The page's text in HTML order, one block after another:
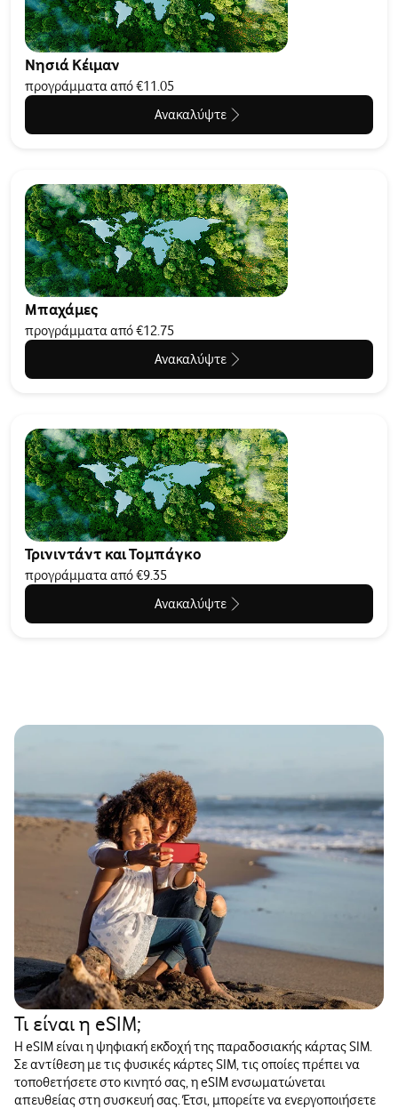
Νησιά Κέιμαν
προγράμματα από €11.05
Ανακαλύψτε
Μπαχάμες
προγράμματα από €12.75
Ανακαλύψτε
Τρινιντάντ και Τομπάγκο
προγράμματα από €9.35
Ανακαλύψτε
Τι είναι η eSIM;
Η eSIM είναι η ψηφιακή εκδοχή της παραδοσιακής κάρτας SIM.
Σε αντίθεση με τις φυσικές κάρτες SIM, τις οποίες πρέπει να
τοποθετήσετε στο κινητό σας, η eSIM ενσωματώνεται
απευθείας στη συσκευή σας. Έτσι, μπορείτε να ενεργοποιήσετε